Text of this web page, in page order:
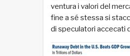
ventura i valori del
fine a sé stessa si
di speculatori accecati